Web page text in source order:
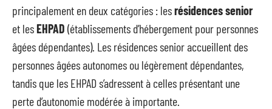
principalement en deux catégories : lesrésidences senior
et lesEHPAD (établissements d’hébergement pour personnes
âgées dépendantes). Les résidences senior accueillent des
personnes âgées autonomes ou légèrement dépendantes,
tandis que les EHPAD s’adressent à celles présentant une
perte d’autonomie modérée à importante.